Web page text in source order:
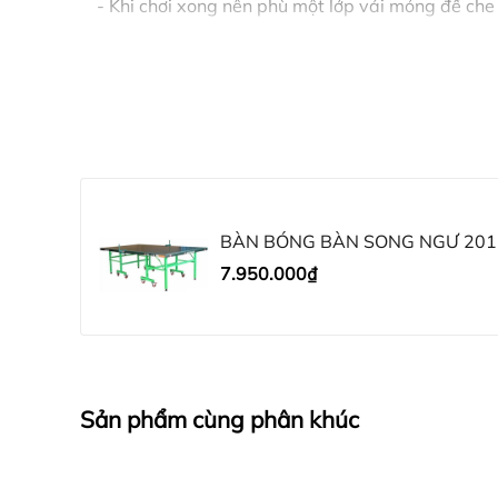
- Khi chơi xong nên phù một lớp vải mỏng để
- Không dùng các chất tẩy rửa để vệ sinh mặt
- Không ngồi hoặc để để các vật nặng hoặc có
Khách hàng ở tỉnh xa mua hàng vui lòng
Qua tài khoản
BÀN BÓNG BÀN SONG NGƯ 201
7.950.000₫
Sản phẩm cùng phân khúc